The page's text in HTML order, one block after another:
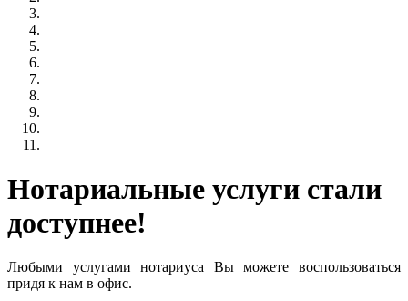
Нотариальные услуги стали
доступнее!
Любыми услугами нотариуса Вы можете воспользоваться
придя к нам в офис.